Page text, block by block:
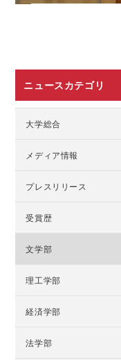
ニュースカテゴリ
大学総合
メディア情報
プレスリリース
受賞歴
文学部
理工学部
経済学部
法学部